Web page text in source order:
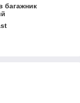
багажник